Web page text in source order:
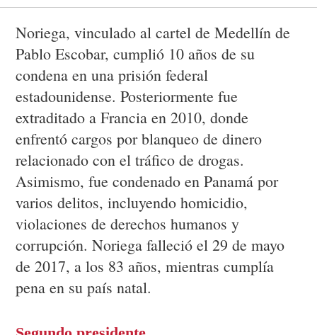
Noriega, vinculado al cartel de Medellín de
Pablo Escobar, cumplió 10 años de su
condena en una prisión federal
estadounidense. Posteriormente fue
extraditado a Francia en 2010, donde
enfrentó cargos por blanqueo de dinero
relacionado con el tráfico de drogas.
Asimismo, fue condenado en Panamá por
varios delitos, incluyendo homicidio,
violaciones de derechos humanos y
corrupción. Noriega falleció el 29 de mayo
de 2017, a los 83 años, mientras cumplía
pena en su país natal.